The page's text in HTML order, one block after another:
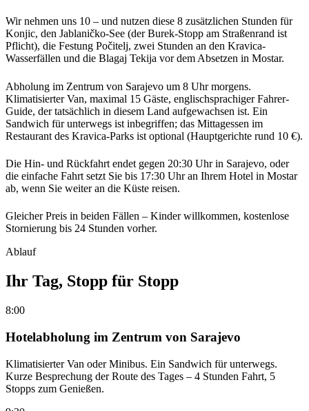
Wir nehmen uns 10 – und nutzen diese 8 zusätzlichen Stunden für
Konjic, den Jablaničko-See (der Burek-Stopp am Straßenrand ist
Pflicht), die Festung Počitelj, zwei Stunden an den Kravica-
Wasserfällen und die Blagaj Tekija vor dem Absetzen in Mostar.
Abholung im Zentrum von Sarajevo um 8 Uhr morgens.
Klimatisierter Van, maximal 15 Gäste, englischsprachiger Fahrer-
Guide, der tatsächlich in diesem Land aufgewachsen ist. Ein
Sandwich für unterwegs ist inbegriffen; das Mittagessen im
Restaurant des Kravica-Parks ist optional (Hauptgerichte rund 10 €).
Die Hin- und Rückfahrt endet gegen 20:30 Uhr in Sarajevo, oder
die einfache Fahrt setzt Sie bis 17:30 Uhr an Ihrem Hotel in Mostar
ab, wenn Sie weiter an die Küste reisen.
Gleicher Preis in beiden Fällen – Kinder willkommen, kostenlose
Stornierung bis 24 Stunden vorher.
Ablauf
Ihr Tag, Stopp für Stopp
8:00
Hotelabholung im Zentrum von Sarajevo
Klimatisierter Van oder Minibus. Ein Sandwich für unterwegs.
Kurze Besprechung der Route des Tages – 4 Stunden Fahrt, 5
Stopps zum Genießen.